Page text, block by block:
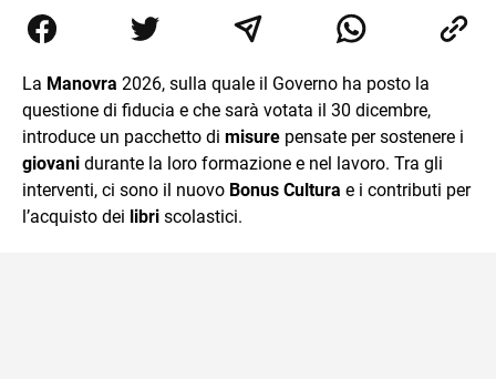
di trasformare la passione per la scrittura in un lavoro, e
da lì non mi sono più fermata. L’attualità è il mio pane
mente.
La Manovra 2026, sulla quale il Governo ha posto la
questione di fiducia e che sarà votata il 30 dicembre,
introduce un pacchetto di misure pensate per sostenere i
giovani durante la loro formazione e nel lavoro. Tra gli
interventi, ci sono il nuovo Bonus Cultura e i contributi per
l’acquisto dei libri scolastici.